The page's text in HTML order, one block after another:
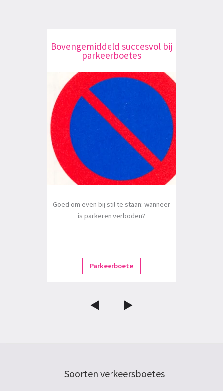
Bovengemiddeld succesvol bij
parkeerboetes
Goed om even bij stil te staan: wanneer
is parkeren verboden?
Parkeerboete
Soorten verkeersboetes